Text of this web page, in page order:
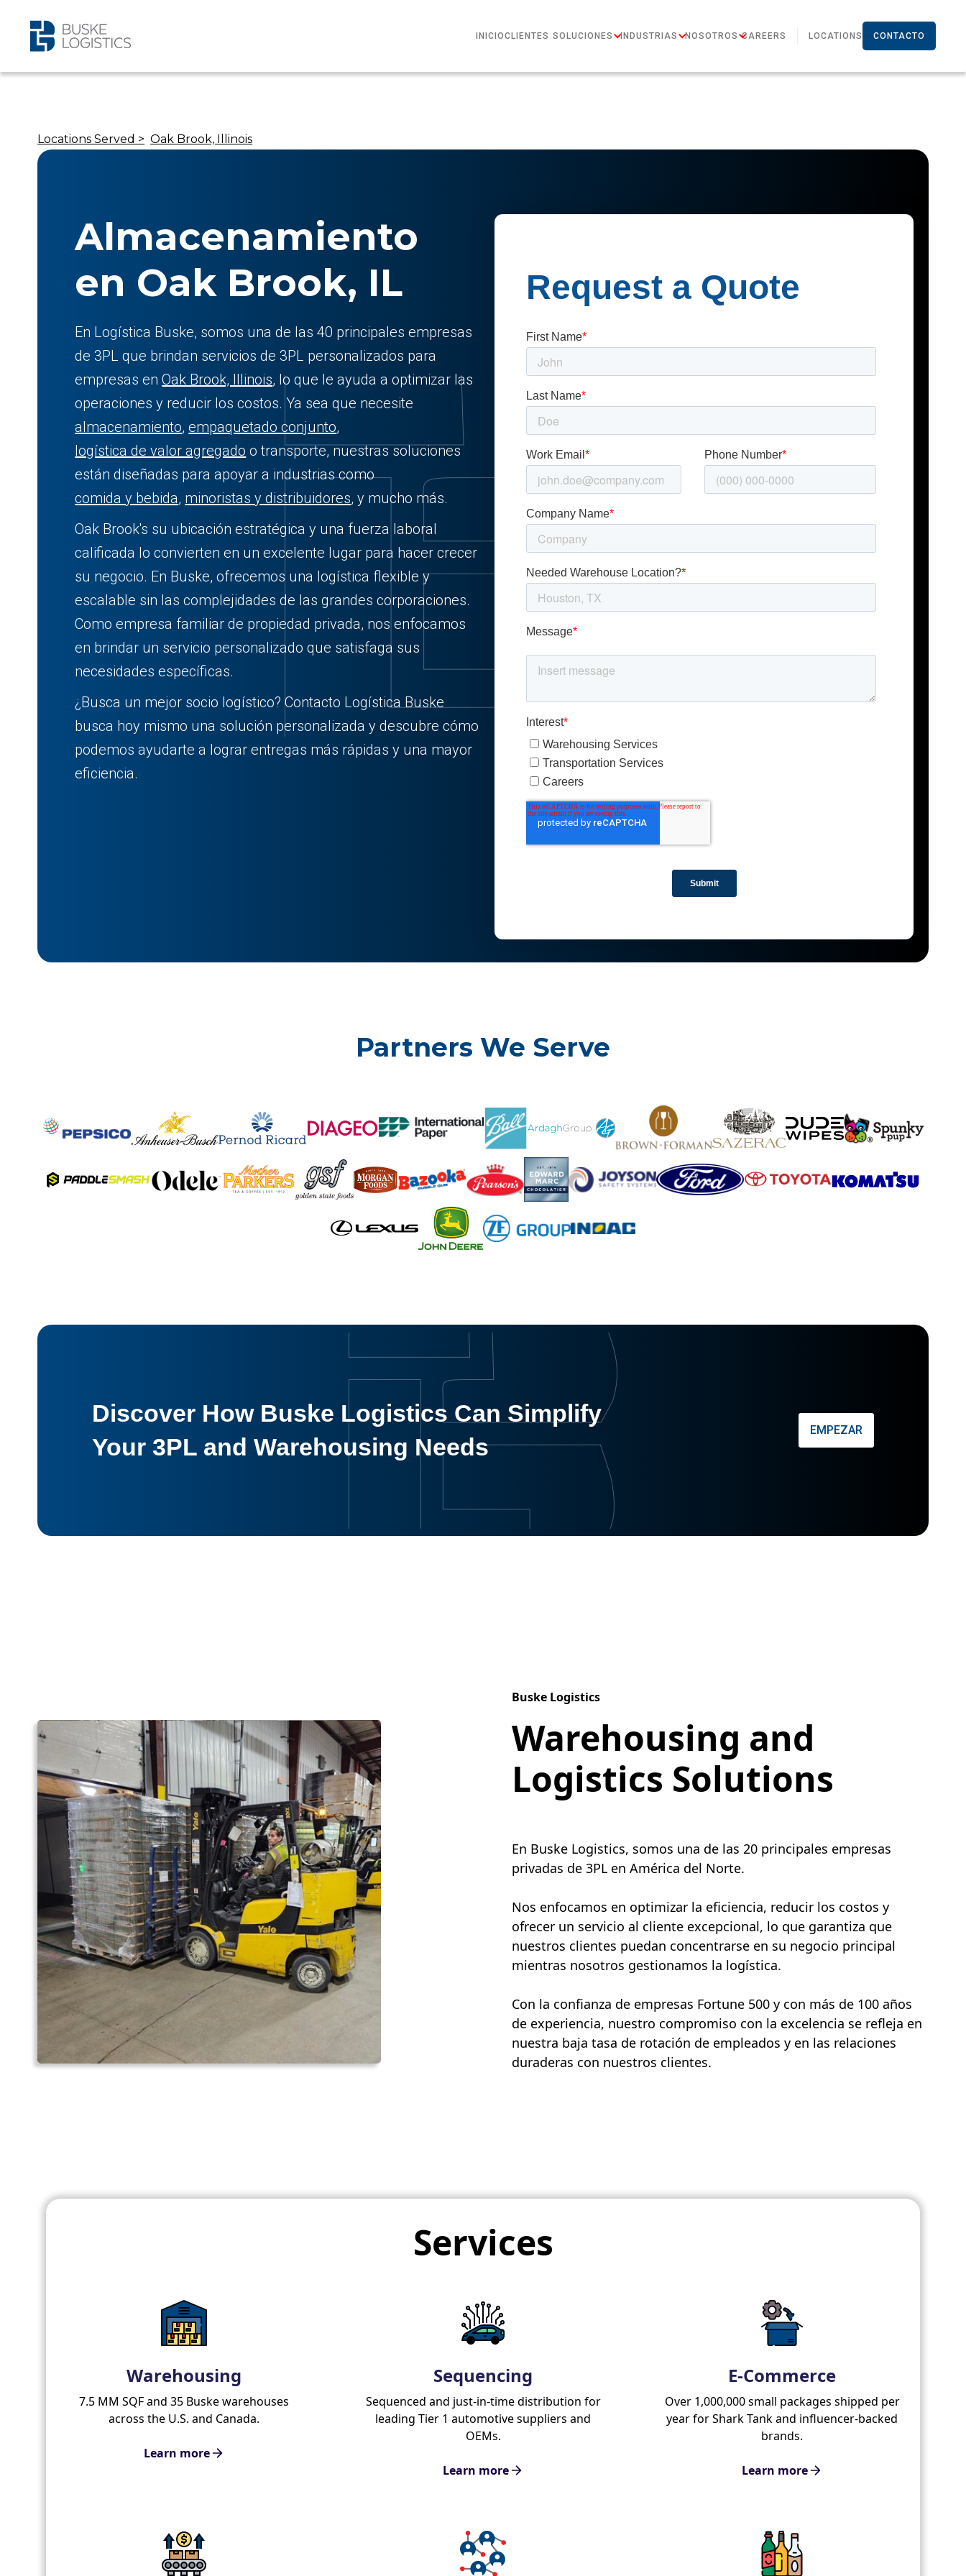
INICIOCLIENTES SOLUCIONES INDUSTRIAS NOSOTROS CAREERS LOCATIONS CONTACTO
Locations Served > Oak Brook, Illinois
Almacenamiento
en Oak Brook, IL
En Logística Buske, somos una de las 40 principales empresas
de 3PL que brindan servicios de 3PL personalizados para
empresas enOak Brook, Illinois, lo que le ayuda a optimizar las
operaciones y reducir los costos. Ya sea que necesite
almacenamiento,empaquetado conjunto,
logística de valor agregado o transporte, nuestras soluciones
están diseñadas para apoyar a industrias como
comida y bebida, minoristas y distribuidores, y mucho más.
Oak Brook's su ubicación estratégica y una fuerza laboral
calificada lo convierten en un excelente lugar para hacer crecer
su negocio. En Buske, ofrecemos una logística flexible y
escalable sin las complejidades de las grandes corporaciones.
Como empresa familiar de propiedad privada, nos enfocamos
en brindar un servicio personalizado que satisfaga sus
necesidades específicas.
¿Busca un mejor socio logístico? Contacto Logística Buske
busca hoy mismo una solución personalizada y descubre cómo
podemos ayudarte a lograr entregas más rápidas y una mayor
eficiencia.
Partners We Serve
Discover How Buske Logistics Can Simplify
Your 3PL and Warehousing Needs
EMPEZAR
Buske Logistics
Warehousing and
Logistics Solutions
En Buske Logistics, somos una de las 20 principales empresas
privadas de 3PL en América del Norte.
Nos enfocamos en optimizar la eficiencia, reducir los costos y
ofrecer un servicio al cliente excepcional, lo que garantiza que
nuestros clientes puedan concentrarse en su negocio principal
mientras nosotros gestionamos la logística.
Con la confianza de empresas Fortune 500 y con más de 100 años
de experiencia, nuestro compromiso con la excelencia se refleja en
nuestra baja tasa de rotación de empleados y en las relaciones
duraderas con nuestros clientes.
Services
Warehousing
7.5 MM SQF and 35 Buske warehouses
across the U.S. and Canada.
Learn more
Sequencing
Sequenced and just-in-time distribution for
leading Tier 1 automotive suppliers and
OEMs.
Learn more
E-Commerce
Over 1,000,000 small packages shipped per
year for Shark Tank and influencer-backed
brands.
Learn more